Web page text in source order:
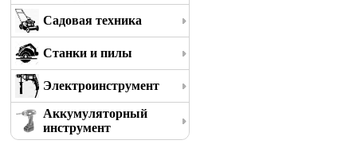
Садовая техника
Станки и пилы
Электроинструмент
Аккумуляторный
инструмент